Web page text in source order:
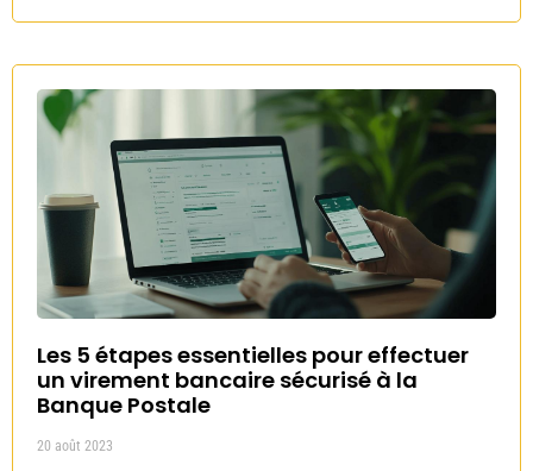
Les 5 étapes essentielles pour effectuer
un virement bancaire sécurisé à la
Banque Postale
20 août 2023